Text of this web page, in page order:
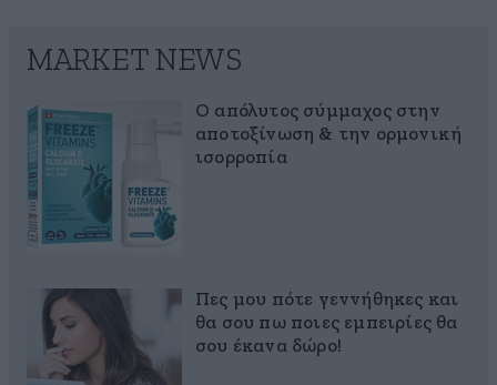
MARKET NEWS
Ο απόλυτος σύμμαχος στην
αποτοξίνωση & την ορμονική
ισορροπία
Πες μου πότε γεννήθηκες και
θα σου πω ποιες εμπειρίες θα
σου έκανα δώρο!